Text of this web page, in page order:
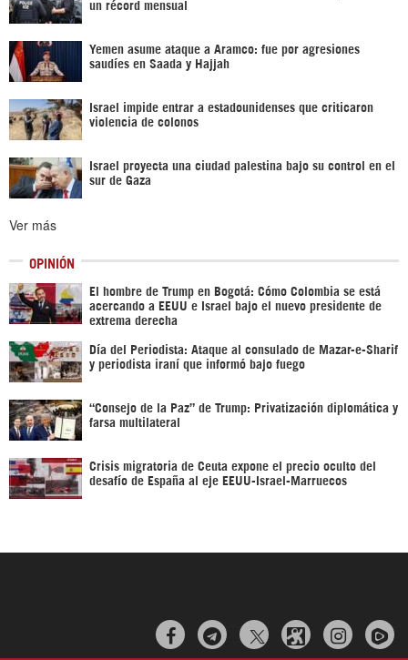
un récord mensual
Yemen asume ataque a Aramco: fue por agresiones
saudíes en Saada y Hajjah
Israel impide entrar a estadounidenses que criticaron
violencia de colonos
Israel proyecta una ciudad palestina bajo su control en el
sur de Gaza
Ver más
OPINIÓN
El hombre de Trump en Bogotá: Cómo Colombia se está
acercando a EEUU e Israel bajo el nuevo presidente de
extrema derecha
Día del Periodista: Ataque al consulado de Mazar-e-Sharif
y periodista iraní que informó bajo fuego
“Consejo de la Paz” de Trump: Privatización diplomática y
farsa multilateral
Crisis migratoria de Ceuta expone el precio oculto del
desafío de España al eje EEUU-Israel-Marruecos
  